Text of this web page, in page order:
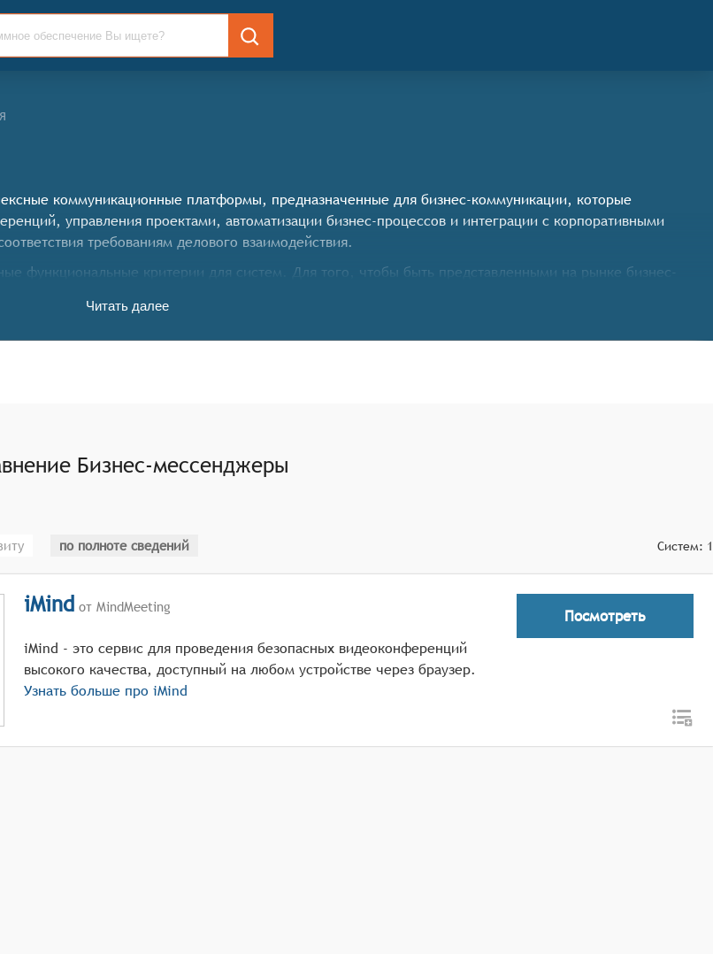
коммуникационные платформы, предназначенные для бизнес-коммуникации, которые
управления проектами, автоматизации бизнес-процессов и интеграции с корпоративными
требованиям делового взаимодействия.
функциональные критерии для систем. Для того, чтобы быть представленными на рынке бизнес-
исполнителей, установки приоритетов, дедлайнов и отслеживания статусов выполнения в
уведомлений и шаблонов для типовых операций, что позволяет оптимизировать рутинные задачи
Читать далее
Бизнес-мессенджеры
по полноте сведений Систем: 1
iMind от MindMeeting
iMind - это сервис для проведения безопасных видеоконференций
высокого качества, доступный на любом устройстве через браузер.
Узнать больше про iMind
Посмотреть